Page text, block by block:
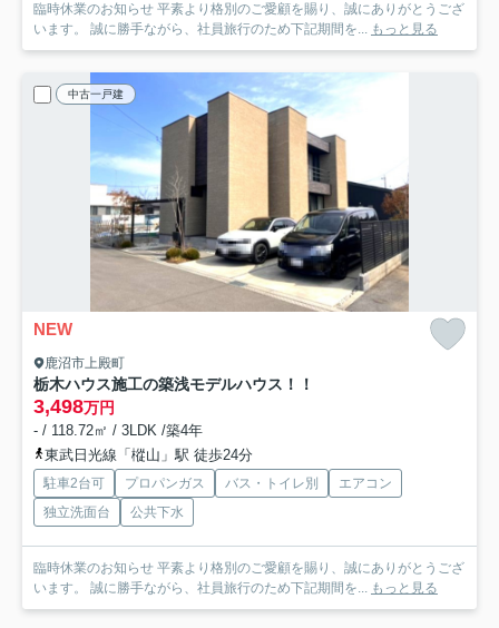
臨時休業のお知らせ 平素より格別のご愛顧を賜り、誠にありがとうござ
います。 誠に勝手ながら、社員旅行のため下記期間を... もっと見る
中古一戸建
NEW
鹿沼市上殿町
栃木ハウス施工の築浅モデルハウス！！
3,498万円
- / 118.72㎡ / 3LDK /築4年
東武日光線「樅山」駅 徒歩24分
駐車2台可 プロパンガス バス・トイレ別
エアコン
独立洗面台
公共下水
臨時休業のお知らせ 平素より格別のご愛顧を賜り、誠にありがとうござ
います。 誠に勝手ながら、社員旅行のため下記期間を... もっと見る